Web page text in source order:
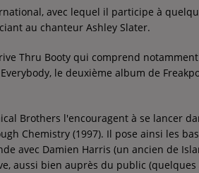
avec lequel il participe à
au chanteur Ashley Slater.
Thru Booty qui comprend
le deuxième album de
Brothers l'encouragent à se lancer
Chemistry (1997). Il pose ainsi les
avec Damien Harris (un ancien de
aussi bien auprès du public